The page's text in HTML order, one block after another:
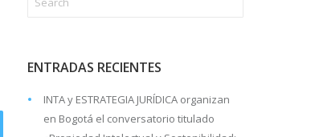
ENTRADAS RECIENTES
INTA y ESTRATEGIA JURÍDICA organizan
en Bogotá el conversatorio titulado